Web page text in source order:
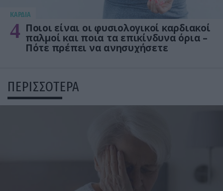
KΑΡΔΙΑ
4 Ποιοι είναι οι φυσιολογικοί καρδιακοί
παλμοί και ποια τα επικίνδυνα όρια –
Πότε πρέπει να ανησυχήσετε
ΠΕΡΙΣΣΟΤΕΡΑ